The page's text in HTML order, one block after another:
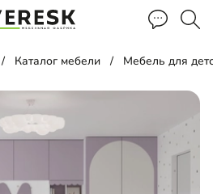
Каталог мебели Мебель для